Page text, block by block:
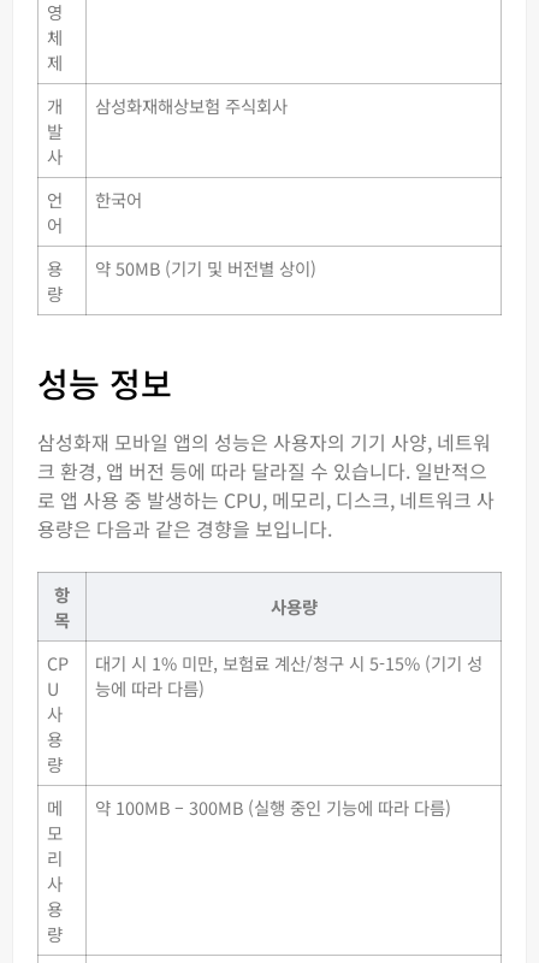
영
체
제
개
발
사
삼성화재해상보험 주식회사
언
어
한국어
용
량
약 50MB (기기 및 버전별 상이)
성능 정보
삼성화재 모바일 앱의 성능은 사용자의 기기 사양, 네트워
크 환경, 앱 버전 등에 따라 달라질 수 있습니다. 일반적으
로 앱 사용 중 발생하는 CPU, 메모리, 디스크, 네트워크 사
용량은 다음과 같은 경향을 보입니다.
항
목
사용량
CP
U
사
용
량
대기 시 1% 미만, 보험료 계산/청구 시 5-15% (기기 성
능에 따라 다름)
메
모
리
사
용
량
약 100MB – 300MB (실행 중인 기능에 따라 다름)